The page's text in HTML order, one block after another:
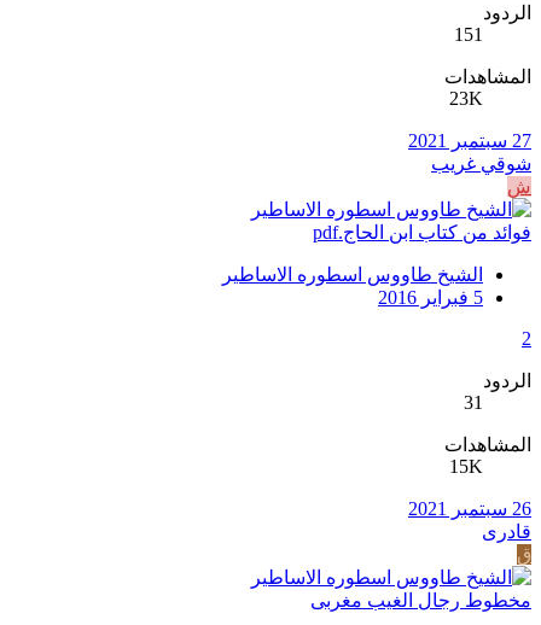
الردود
151
المشاهدات
23K
27 سبتمبر 2021
شوقي غريب
ش
فوائد من كتاب ابن الحاج.pdf
الشيخ طاووس اسطوره الاساطير
5 فبراير 2016
2
الردود
31
المشاهدات
15K
26 سبتمبر 2021
قادرى
ق
مخطوط رجال الغيب مغربى